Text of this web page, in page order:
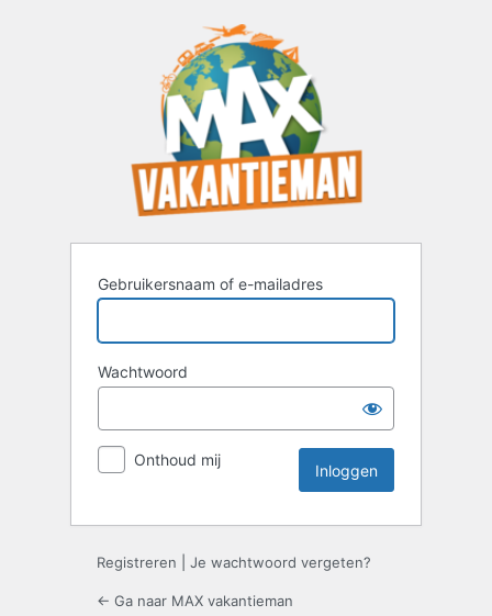
Gebruikersnaam of e-mailadres
Wachtwoord
Onthoud mij
Registreren Je wachtwoord vergeten?
← Ga naar MAX vakantieman